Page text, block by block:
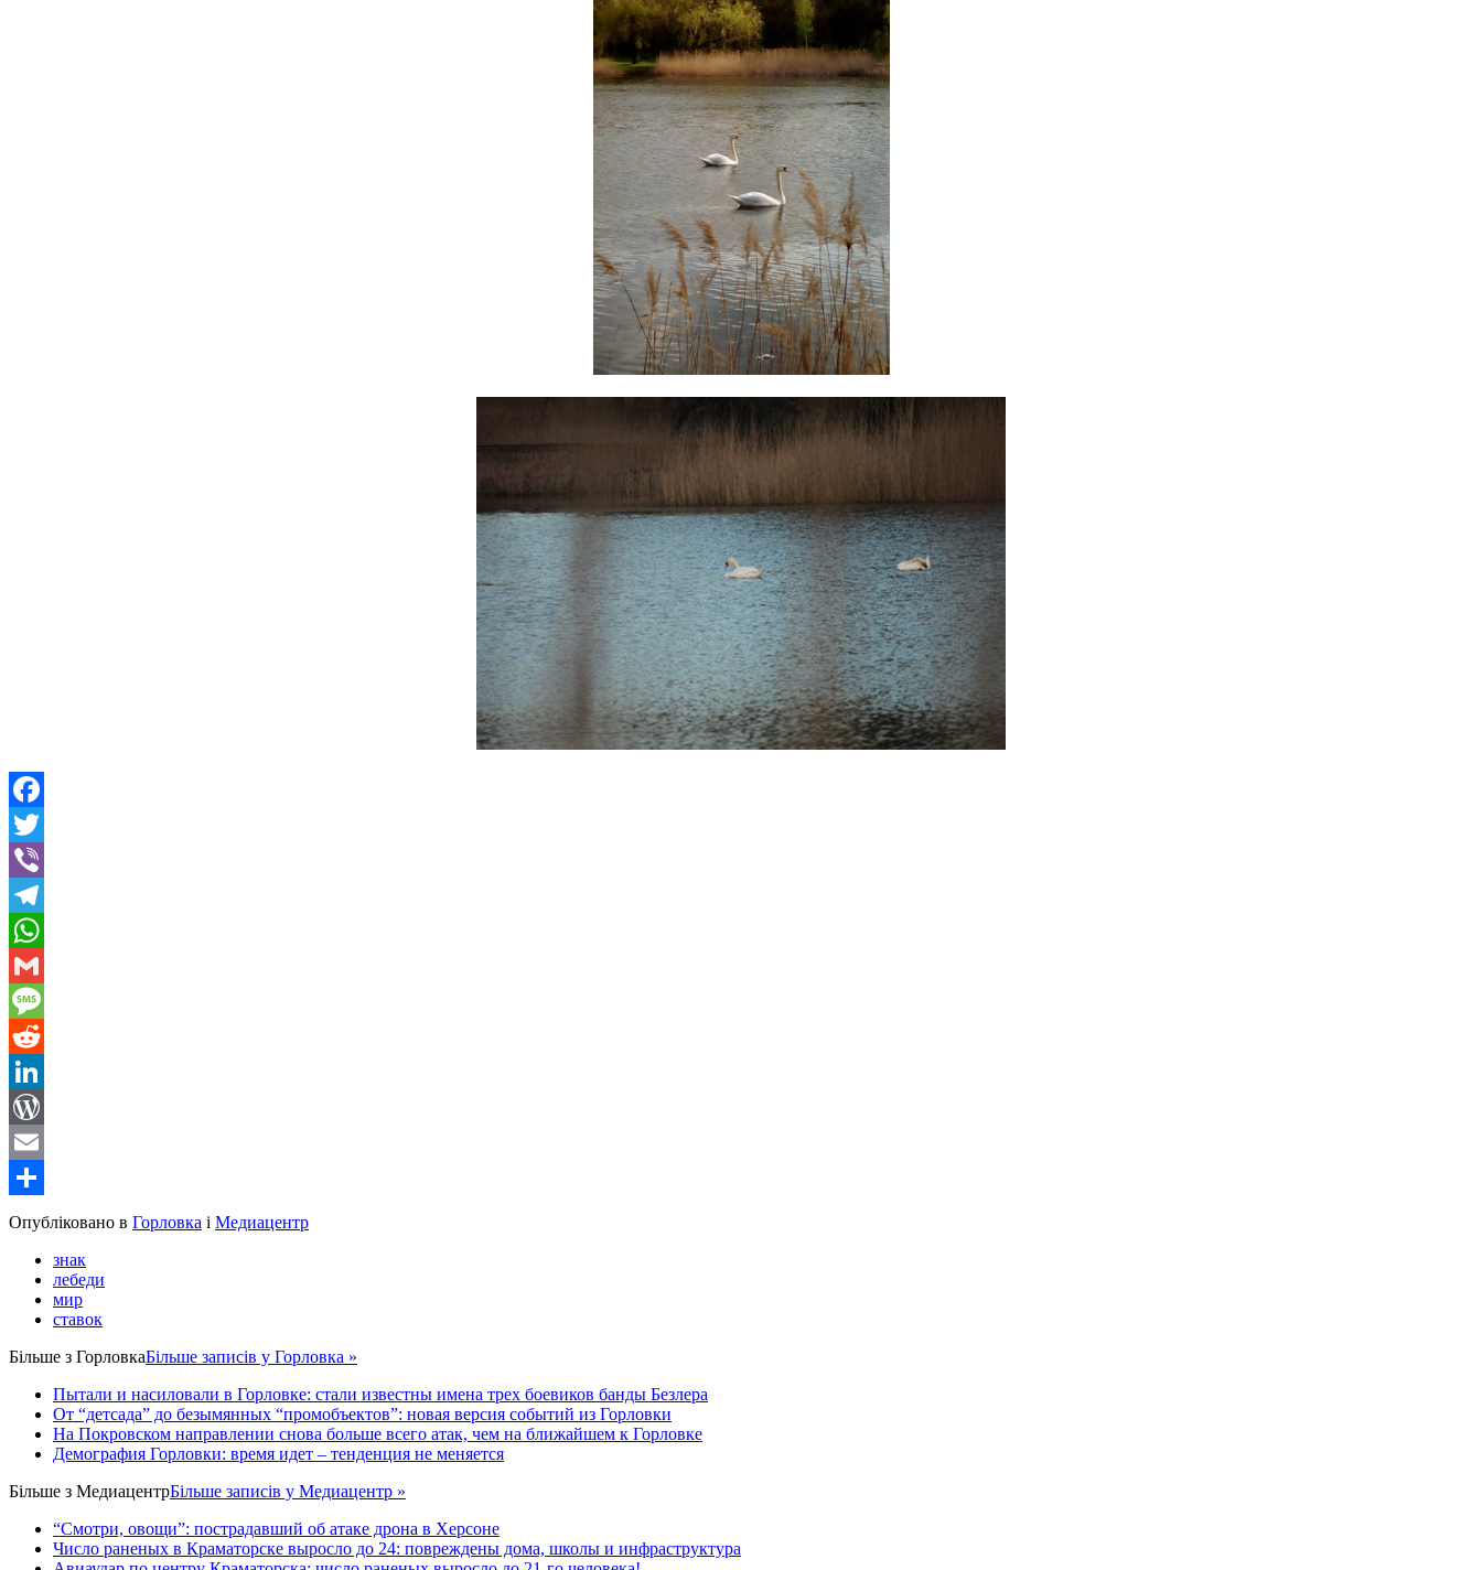
Facebook
Twitter
Viber
Telegram
WhatsApp
Gmail
Message
Reddit
LinkedIn
WordPress
Email
Share
Опубліковано в Горловка і Медиацентр
знак
лебеди
мир
ставок
Більше з ГорловкаБільше записів у Горловка »
Пытали и насиловали в Горловке: стали известны имена трех боевиков банды Безлера
От “детсада” до безымянных “промобъектов”: новая версия событий из Горловки
На Покровском направлении снова больше всего атак, чем на ближайшем к Горловке
Демография Горловки: время идет – тенденция не меняется
Більше з МедиацентрБільше записів у Медиацентр »
“Смотри, овощи”: пострадавший об атаке дрона в Херсоне
Число раненых в Краматорске выросло до 24: повреждены дома, школы и инфраструктура